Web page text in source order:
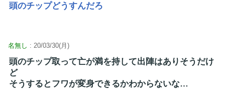
頭のチップどうすんだろ
名無し : 20/03/30(月)
頭のチップ取って亡が満を持して出陣はありそうだけ
ど
そうするとフワが変身できるかわからないな…